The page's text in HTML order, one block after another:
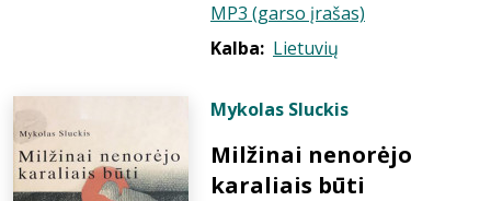
MP3 (garso įrašas)
Kalba: Lietuvių
Mykolas Sluckis
Milžinai nenorėjo
karaliais būti